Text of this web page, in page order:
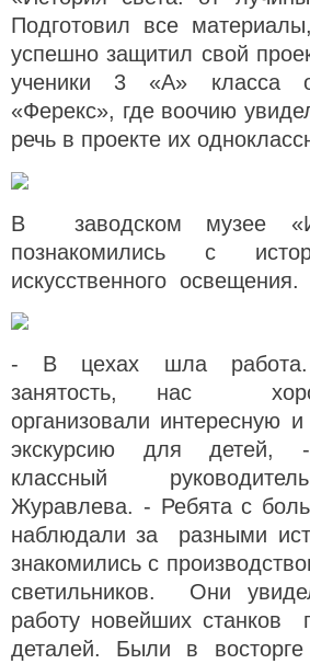
Подготовил все
успешно защитил свой
ученики 3 «А» класса
«Ферекс», где воочию
речь в проекте их
В заводском музее
познакомились с
искусственного освещения.
- В цехах шла
занятость, нас
организовали интересную
экскурсию для детей, -
классный
Журавлева. - Ребята с
наблюдали за разными
знакомились с
светильников. Они
работу новейших станков
деталей. Были в